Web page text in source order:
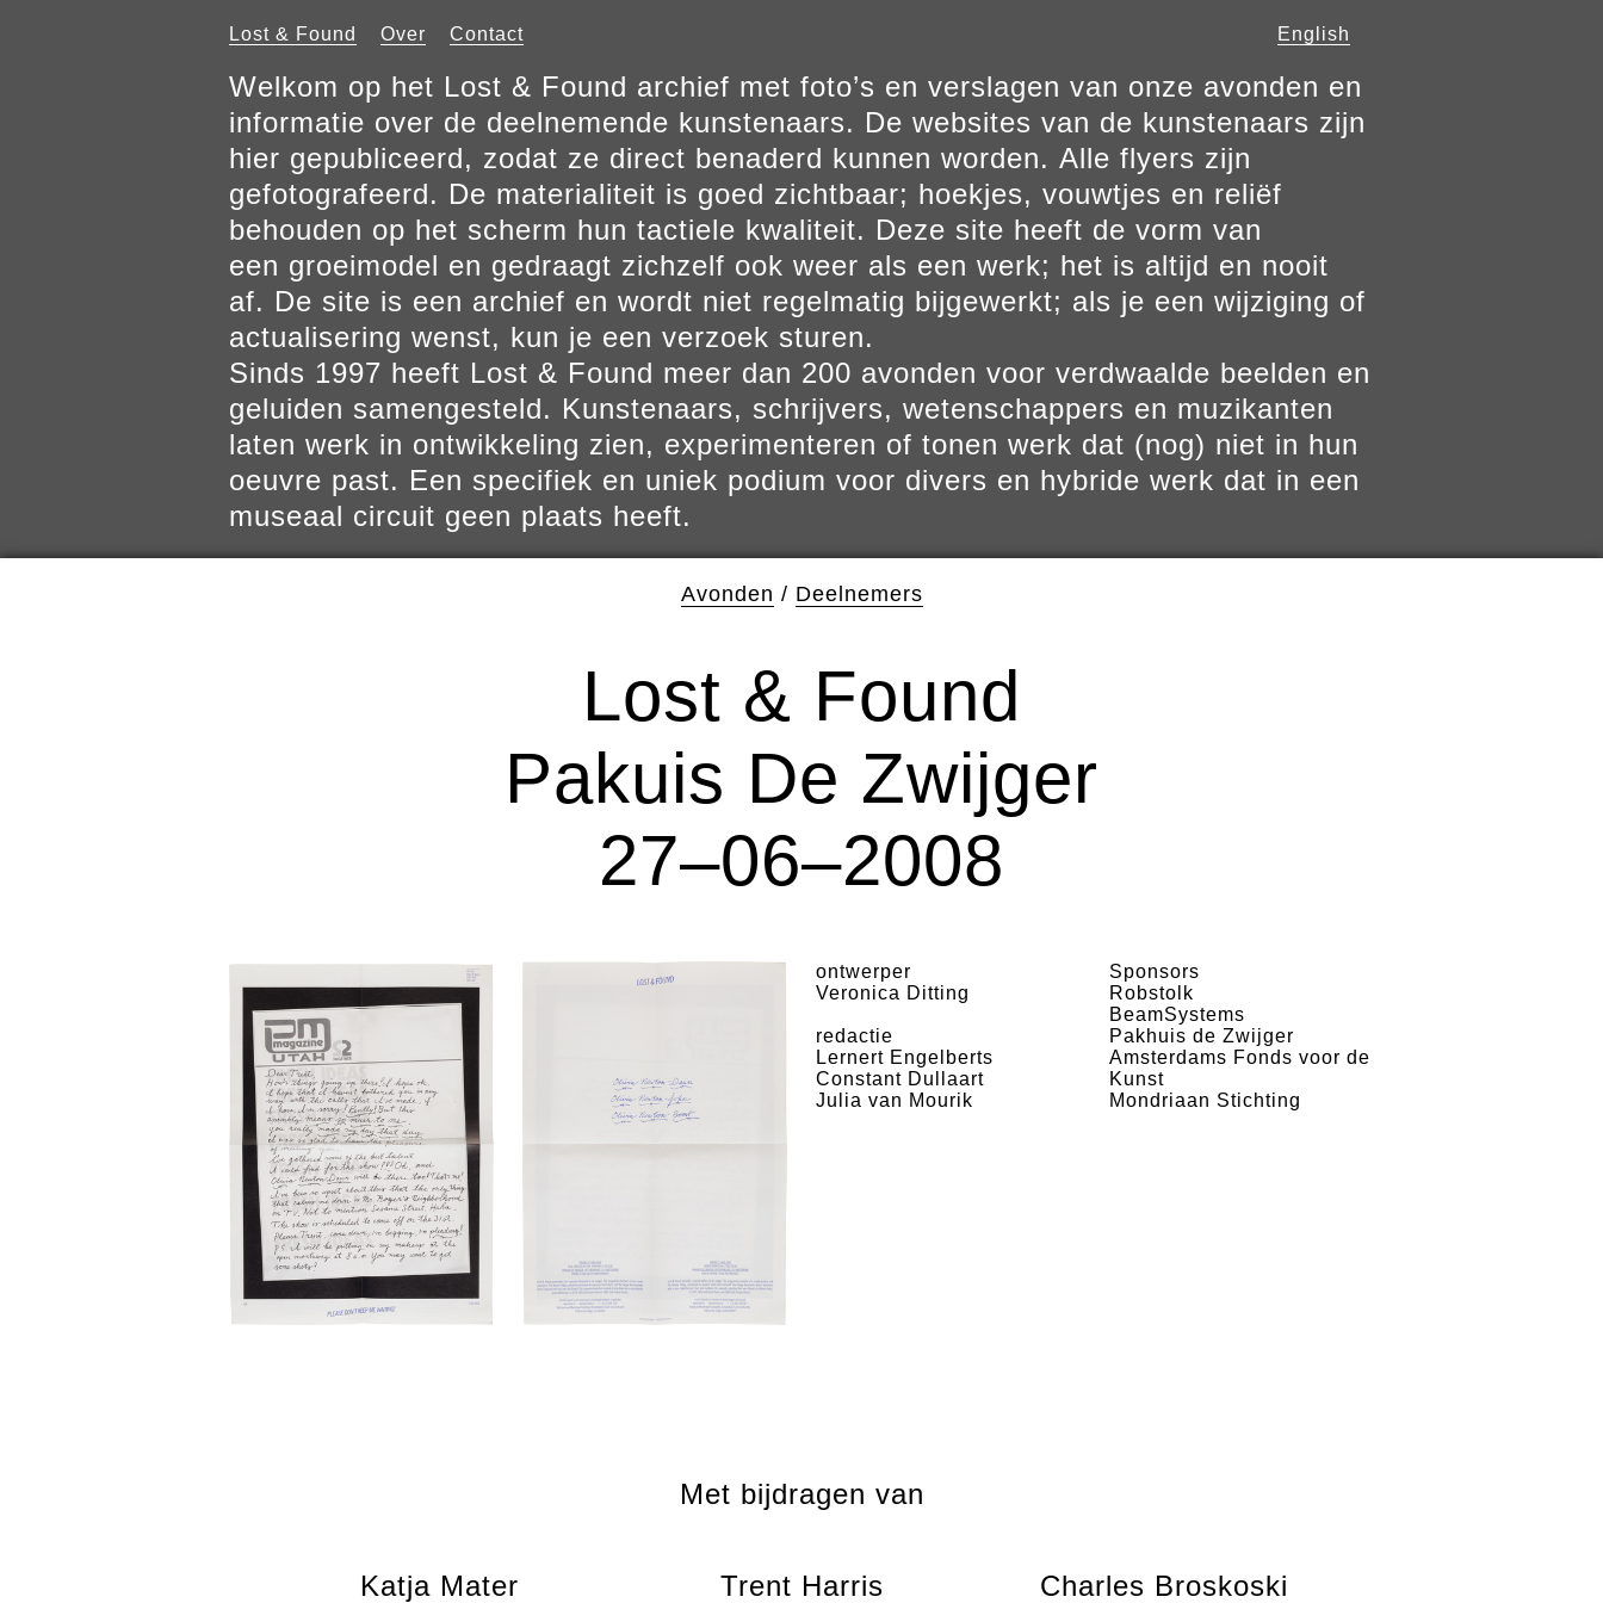
Lost & Found Over Contact English
Welkom op het Lost & Found archief met foto’s en verslagen van onze avonden en
informatie over de deelnemende kunstenaars. De websites van de kunstenaars zijn
hier gepubliceerd, zodat ze direct benaderd kunnen worden. Alle flyers zijn
gefotografeerd. De materialiteit is goed zichtbaar; hoekjes, vouwtjes en reliëf
behouden op het scherm hun tactiele kwaliteit. Deze site heeft de vorm van
een groeimodel en gedraagt zichzelf ook weer als een werk; het is altijd en nooit
af. De site is een archief en wordt niet regelmatig bijgewerkt; als je een wijziging of
actualisering wenst, kun je een verzoek sturen.
Sinds 1997 heeft Lost & Found meer dan 200 avonden voor verdwaalde beelden en
geluiden samengesteld. Kunstenaars, schrijvers, wetenschappers en muzikanten
laten werk in ontwikkeling zien, experimenteren of tonen werk dat (nog) niet in hun
oeuvre past. Een specifiek en uniek podium voor divers en hybride werk dat in een
museaal circuit geen plaats heeft.
Avonden / Deelnemers
Lost & Found
Pakuis De Zwijger
27–06–2008
ontwerper
Veronica Ditting
redactie
Lernert Engelberts
Constant Dullaart
Julia van Mourik
Sponsors
Robstolk
BeamSystems
Pakhuis de Zwijger
Amsterdams Fonds voor de
Kunst
Mondriaan Stichting
Met bijdragen van
Katja Mater Trent Harris Charles Broskoski